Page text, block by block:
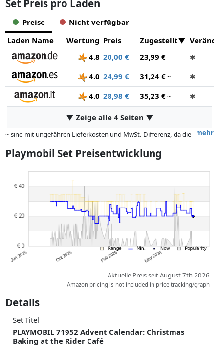
Set Preis pro Laden
Preise
Nicht verfügbar
Laden Name
Wertung Preis Zugestellt
4.8 20,00 € 23,99 € ✱
4.0 24,99 € 31,24 €~ ✱
4.0 28,98 € 35,23 €~ ✱
▼ Zeige alle 4 Seiten ▼
mehr
~ sind mit ungefähren Lieferkosten und MwSt. Differenz, da die
abweichen können.
Vergütungen durch Partner haben darauf keinerlei Einfluss. Nur bei
gleichen Preisen können historische Leistungen die Ordnung
Playmobil Set Preisentwicklung
Aktuelle Preis seit August 7th 2026
Amazon pricing is not included in price tracking/graph
Details
Set Titel
PLAYMOBIL 71952 Advent Calendar: Christmas
Baking at the Rider Café